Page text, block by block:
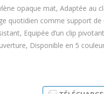
opaque mat, Adaptée au
quotidien comme support de
Equipée d’un clip
Disponible en 5